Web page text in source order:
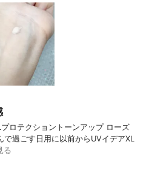
ロテクショントーンアップ ローズ
過ごす日用に以前からUVイデアXL
る